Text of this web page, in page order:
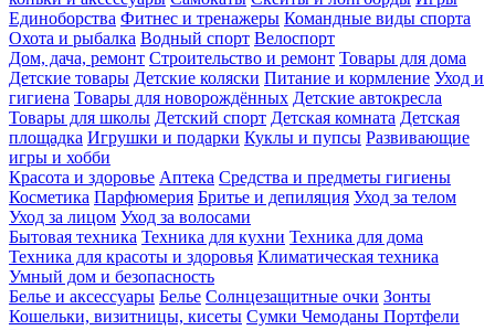
Единоборства Фитнес и тренажеры Командные виды спорта
Охота и рыбалка Водный спорт Велоспорт
Дом, дача, ремонт Строительство и ремонт Товары для дома
Детские товары Детские коляски Питание и кормление Уход и
гигиена Товары для новорождённых Детские автокресла
Товары для школы Детский спорт Детская комната Детская
площадка Игрушки и подарки Куклы и пупсы Развивающие
игры и хобби
Красота и здоровье Аптека Средства и предметы гигиены
Косметика Парфюмерия Бритье и депиляция Уход за телом
Уход за лицом Уход за волосами
Бытовая техника Техника для кухни Техника для дома
Техника для красоты и здоровья Климатическая техника
Умный дом и безопасность
Белье и аксессуары Белье Солнцезащитные очки Зонты
Кошельки, визитницы, кисеты Сумки Чемоданы Портфели